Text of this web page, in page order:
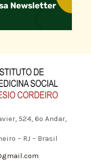
Newsletter
524, 6º Andar,
– RJ – Brasil